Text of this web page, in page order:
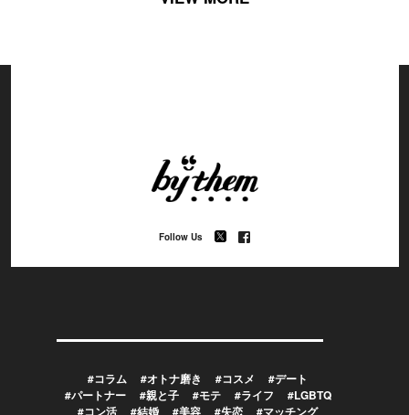
Follow Us
#コラム #オトナ磨き #コスメ
#デート
#パートナー
#親と子 #モテ #ライフ
#LGBTQ
#コン活
#結婚 #美容 #失恋 #マッチング